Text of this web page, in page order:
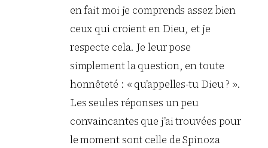
en fait moi je comprends assez bien
ceux qui croient en Dieu, et je
respecte cela. Je leur pose
simplement la question, en toute
honnêteté : « qu’appelles-tu Dieu ? ».
Les seules réponses un peu
convaincantes que j’ai trouvées pour
le moment sont celle de Spinoza